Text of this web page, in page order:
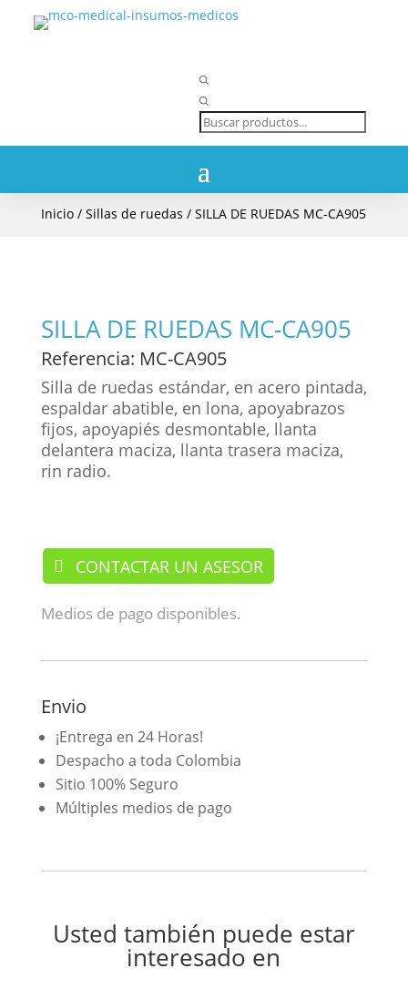
Búsqueda
de
Inicio/ Sillas de ruedas / SILLA DE RUEDAS MC-CA905
SILLA DE RUEDAS MC-CA905
Referencia: MC-CA905
Silla de ruedas estándar, en acero pintada,
espaldar abatible, en lona, apoyabrazos
fijos, apoyapiés desmontable, llanta
delantera maciza, llanta trasera maciza,
rin radio.
CONTACTAR UN ASESOR
Medios de pago disponibles.
Envio
¡Entrega en 24 Horas!
Despacho a toda Colombia
Sitio 100% Seguro
Múltiples medios de pago
Usted también puede estar
interesado en